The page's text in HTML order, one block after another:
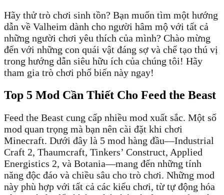
Hãy thử trò chơi sinh tồn? Bạn muốn tìm một hướng
dẫn về Valheim dành cho người hâm mộ với tất cả
những người chơi yêu thích của mình? Chào mừng
đến với những con quái vật đáng sợ và chế tạo thú vị
trong hướng dẫn siêu hữu ích của chúng tôi! Hãy
tham gia trò chơi phổ biến này ngay!
Top 5 Mod Cần Thiết Cho Feed the Beast
Feed the Beast cung cấp nhiều mod xuất sắc. Một số
mod quan trọng mà bạn nên cài đặt khi chơi
Minecraft. Dưới đây là 5 mod hàng đầu—Industrial
Craft 2, Thaumcraft, Tinkers’ Construct, Applied
Energistics 2, và Botania—mang đến những tính
năng độc đáo và chiều sâu cho trò chơi. Những mod
này phù hợp với tất cả các kiểu chơi, từ tự động hóa